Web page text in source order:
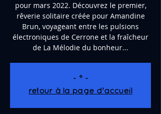
pour mars 2022. Découvrez le premier,
rêverie solitaire créée pour Amandine
Brun, voyageant entre les pulsions
électroniques de Cerrone et la fraîcheur
de La Mélodie du bonheur...
- ° -
retour à la page d'accueil